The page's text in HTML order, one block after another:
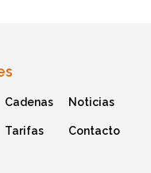
Cadenas Noticias
Tarifas Contacto